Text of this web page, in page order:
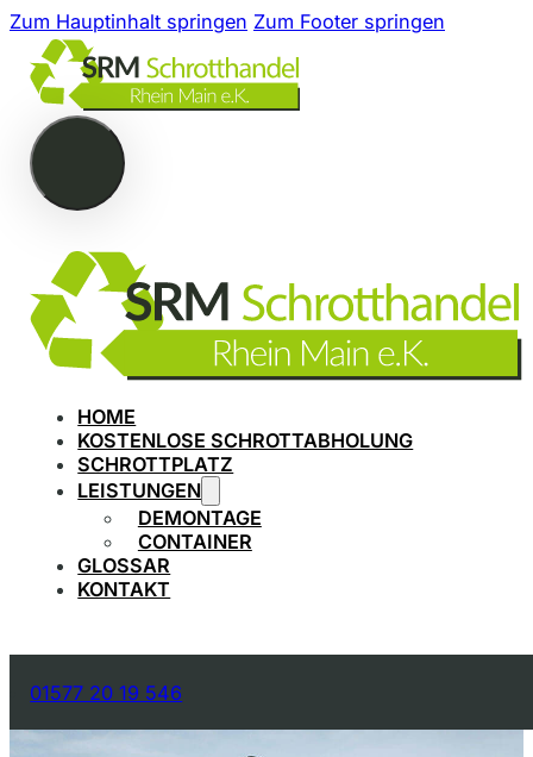
Zum Hauptinhalt springen Zum Footer springen
HOME
KOSTENLOSE SCHROTTABHOLUNG
SCHROTTPLATZ
LEISTUNGEN
DEMONTAGE
CONTAINER
GLOSSAR
KONTAKT
01577 20 19 546